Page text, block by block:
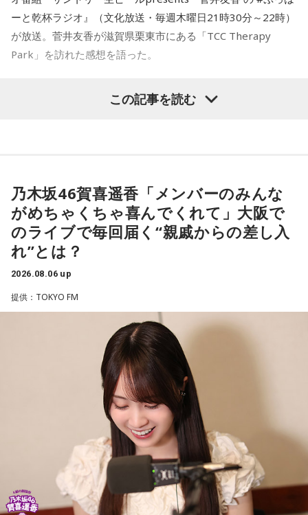
ーと乾杯ラジオ』（文化放送・毎週木曜日21時30分～22時）
が放送。菅井友香が滋賀県栗東市にある「TCC Therapy
Park」を訪れた感想を語った。
-「素晴らしい素敵な取り組み」-
TCC Therapy Parkは「馬を救い、人を助ける」をコンセプト
に、競走馬として活躍した後、ケガやさまざまな事情によっ
て引退を余儀なくされた馬たちの新たな居場所を提供する施
設。引退後すぐに次の活躍先が決まらない馬たちの受け皿と
施設で話を聞いた菅井は、「そういう場所があってよかった
な、素晴らしい素敵な取り組みだなと実際に行かせていただ
いて思いました」と感想を述べ、競走生活を終えた馬たちが
新たな役割を得られる環境の大切さを実感したという。
また、菅井は競馬の仕事をきっかけにTCCの活動を知ったそ
うで、東京都内にある「BafunYasai TCC CAFE」にも訪れた
ことがあるという。そこで新鮮な野菜を味わったり馬関連グ
ッズを購入した経験を紹介し、店舗での利用が馬たちの支援
につながることから、興味を持った人へ足を運ぶことを呼び
この記事を読む
乃木坂46賀喜遥香「メンバーのみんな
がめちゃくちゃ喜んでくれて」大阪で
のライブで毎回届く“親戚からの差し入
れ”とは？
2026.08.06 up
提供：TOKYO FM